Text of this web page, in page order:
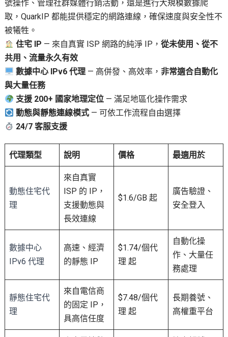
號操作、管理社群媒體行銷活動，還是進行大規模數據爬
取，QuarkIP 都能提供穩定的網路連線，確保速度與安全性不
被犧牲。
住宅 IP — 來自真實 ISP 網路的純淨 IP， 從未使用、從不
共用、流量永久有效
數據中心 IPv6 代理— 高併發、高效率， 非常適合自動化
與大量任務
支援 200+ 國家地理定位— 滿足地區化操作需求
動態與靜態連線模式— 可依工作流程自由選擇
24/7 客服支援
代理類型 說明 價格 最適用於
動態住宅代
理
來自真實
ISP 的 IP，
支援動態與
長效連線
$1.6/GB 起
廣告驗證、
安全登入
數據中心
IPv6 代理
高速、經濟
的靜態 IP
$1.74/個代
理 起
自動化操
作、大量任
務處理
靜態住宅代
理
來自電信商
的固定 IP，
具高信任度
$7.48/個代
理 起
長期養號、
高權重平台